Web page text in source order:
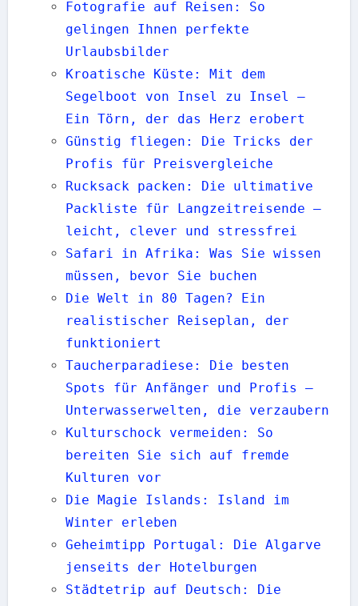
Fotografie auf Reisen: So
gelingen Ihnen perfekte
Urlaubsbilder
Kroatische Küste: Mit dem
Segelboot von Insel zu Insel —
Ein Törn, der das Herz erobert
Günstig fliegen: Die Tricks der
Profis für Preisvergleiche
Rucksack packen: Die ultimative
Packliste für Langzeitreisende –
leicht, clever und stressfrei
Safari in Afrika: Was Sie wissen
müssen, bevor Sie buchen
Die Welt in 80 Tagen? Ein
realistischer Reiseplan, der
funktioniert
Taucherparadiese: Die besten
Spots für Anfänger und Profis —
Unterwasserwelten, die verzaubern
Kulturschock vermeiden: So
bereiten Sie sich auf fremde
Kulturen vor
Die Magie Islands: Island im
Winter erleben
Geheimtipp Portugal: Die Algarve
jenseits der Hotelburgen
Städtetrip auf Deutsch: Die